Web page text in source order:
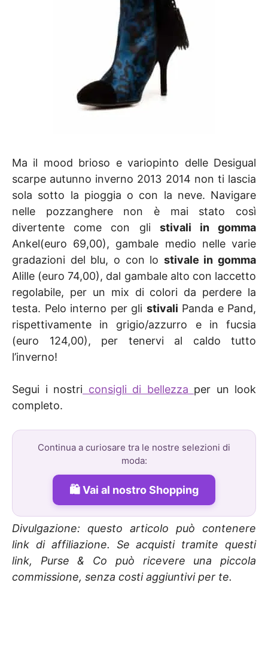
Ma il mood brioso e variopinto delle Desigual
scarpe autunno inverno 2013 2014 non ti lascia
sola sotto la pioggia o con la neve. Navigare
nelle pozzanghere non è mai stato così
divertente come con gli stivali in gomma
Ankel(euro 69,00), gambale medio nelle varie
gradazioni del blu, o con lo stivale in gomma
Alille (euro 74,00), dal gambale alto con laccetto
regolabile, per un mix di colori da perdere la
testa. Pelo interno per gli stivali Panda e Pand,
rispettivamente in grigio/azzurro e in fucsia
(euro 124,00), per tenervi al caldo tutto
l’inverno!
Segui i nostri consigli di bellezza per un look
completo.
Continua a curiosare tra le nostre selezioni di
moda:
Vai al nostro Shopping
Divulgazione: questo articolo può contenere
link di affiliazione. Se acquisti tramite questi
link, Purse & Co può ricevere una piccola
commissione, senza costi aggiuntivi per te.